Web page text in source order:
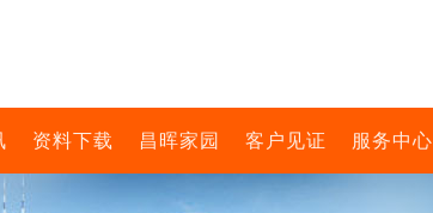
资料下载 昌晖家园 客户见证 服务中心